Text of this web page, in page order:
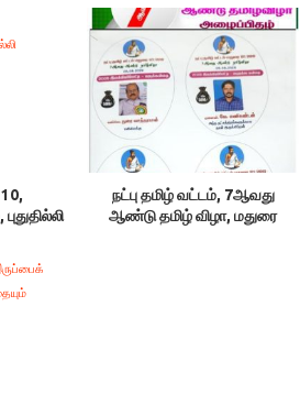
நட்பு தமிழ் வட்டம், 7ஆவது
ஆண்டு தமிழ் விழா, மதுரை